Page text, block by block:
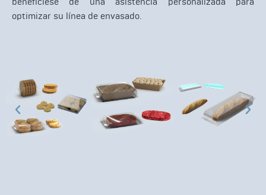
optimizar su línea de envasado.